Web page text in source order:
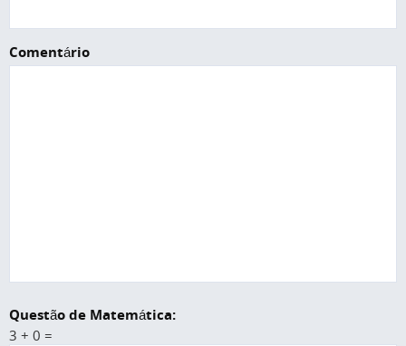
Comentário
Questão de Matemática:
3 + 0 =